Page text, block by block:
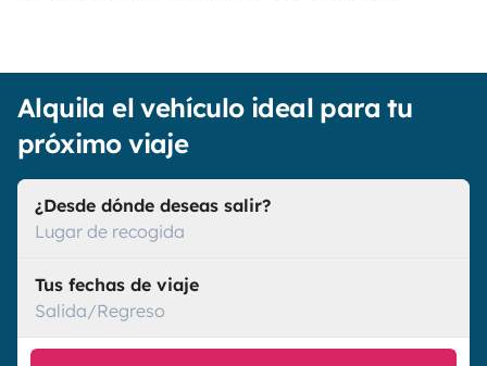
Alquila el vehículo ideal para tu
próximo viaje
¿Desde dónde deseas salir?
Lugar de recogida
Tus fechas de viaje
Salida/Regreso